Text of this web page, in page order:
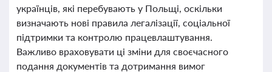
українців, які перебувають у Польщі, оскільки
визначають нові правила легалізації, соціальної
підтримки та контролю працевлаштування.
Важливо враховувати ці зміни для своєчасного
подання документів та дотримання вимог